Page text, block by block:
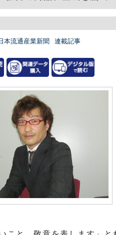
本流通産業新聞 連載記事